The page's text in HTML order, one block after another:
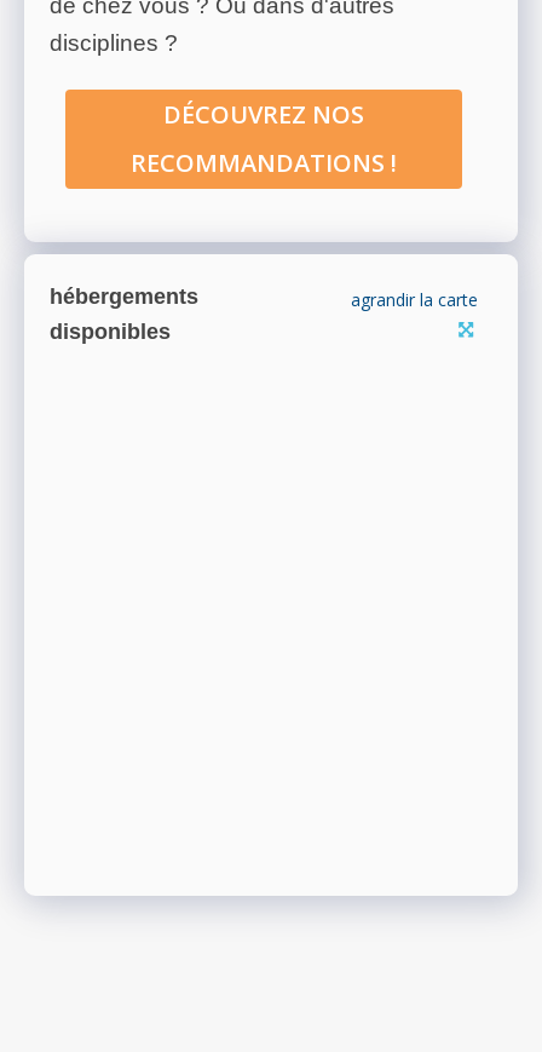
de chez vous ? Ou dans d'autres
disciplines ?
DÉCOUVREZ NOS
RECOMMANDATIONS !
hébergements
disponibles
agrandir la carte